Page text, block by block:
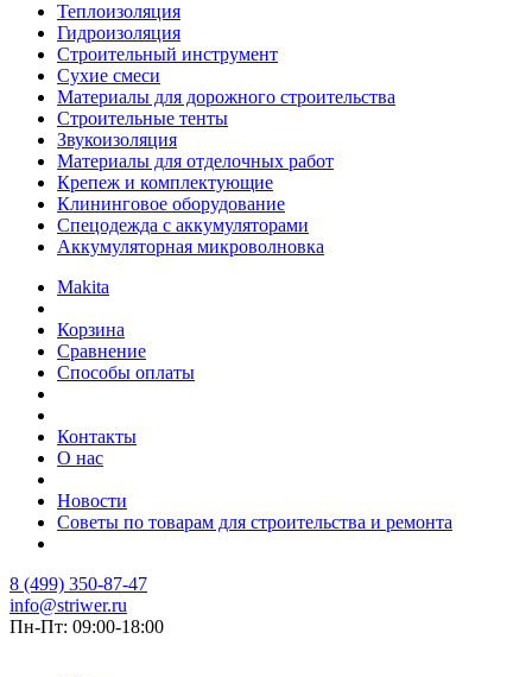
Теплоизоляция
Гидроизоляция
Строительный инструмент
Сухие смеси
Материалы для дорожного строительства
Строительные тенты
Звукоизоляция
Материалы для отделочных работ
Крепеж и комплектующие
Клининговое оборудование
Спецодежда с аккумуляторами
Аккумуляторная микроволновка
Makita
Корзина
Сравнение
Способы оплаты
Контакты
О нас
Новости
Советы по товарам для строительства и ремонта
8 (499) 350-87-47
info@striwer.ru
Пн-Пт: 09:00-18:00